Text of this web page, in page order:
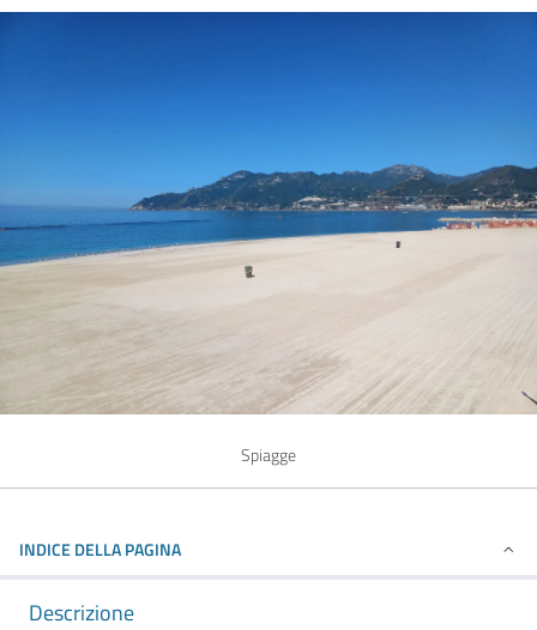
Spiagge
INDICE DELLA PAGINA
Descrizione